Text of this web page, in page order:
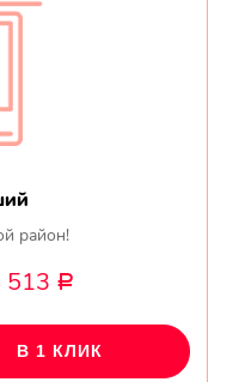
район!
513 Р
В 1 КЛИК